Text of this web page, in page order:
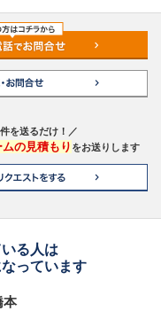
を送るだけ！／
の見積もり をお送りします
る人は
っています
本